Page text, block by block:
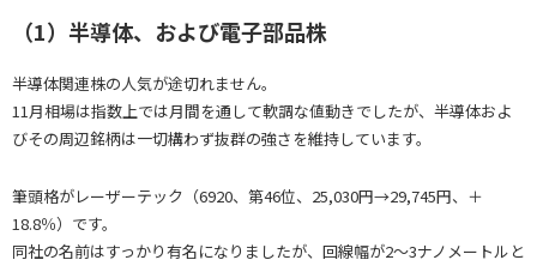
（1）半導体、および電子部品株
半導体関連株の人気が途切れません。
11月相場は指数上では月間を通して軟調な値動きでしたが、半導体およ
びその周辺銘柄は一切構わず抜群の強さを維持しています。
筆頭格がレーザーテック（6920、第46位、25,030円→29,745円、＋
18.8％）です。
同社の名前はすっかり有名になりましたが、回線幅が2～3ナノメートルと